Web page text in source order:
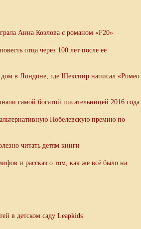
Анна Козлова с романом «F20»
отца через 100 лет после ее
в Лондоне, где Шекспир написал «Ромео
самой богатой писательницей 2016 года
Нобелевскую премию по
читать детям книги
и рассказ о том, как же всё было на
в детском саду Leapkids